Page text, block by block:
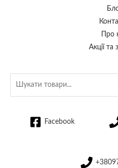
Про
Акції та
Facebook